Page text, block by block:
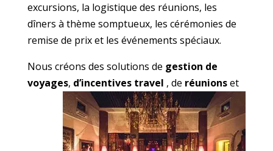
excursions, la logistique des réunions, les
dîners à thème somptueux, les cérémonies de
remise de prix et les événements spéciaux.
Nous créons des solutions de gestion de
voyages, d’incentives travel , de réunionset